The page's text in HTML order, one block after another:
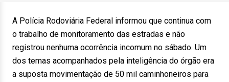
A Polícia Rodoviária Federal informou que continua com
o trabalho de monitoramento das estradas e não
registrou nenhuma ocorrência incomum no sábado. Um
dos temas acompanhados pela inteligência do órgão era
a suposta movimentação de 50 mil caminhoneiros para